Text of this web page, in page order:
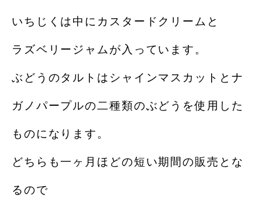
いちじくは中にカスタードクリームと
ラズベリージャムが入っています。
ぶどうのタルトはシャインマスカットとナ
ガノパープルの二種類のぶどうを使用した
ものになります。
どちらも一ヶ月ほどの短い期間の販売とな
るので